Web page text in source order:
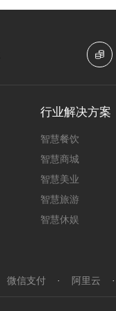
行业解决方案
智慧餐饮
智慧商城
智慧美业
智慧旅游
智慧休娱
微信支付 · 阿里云 ·